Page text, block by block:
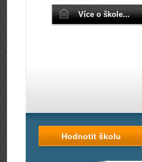
Více o škole...
Hodnotit školu